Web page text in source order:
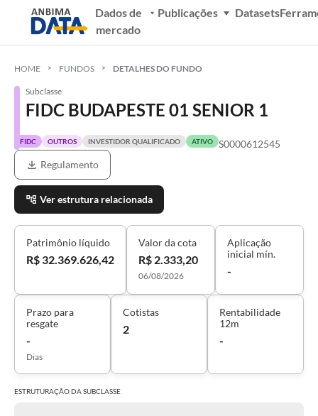
Dados de
mercado
Publicações Datasets
HOME FUNDOS DETALHES DO FUNDO
Subclasse
FIDC BUDAPESTE 01 SENIOR 1
FIDC OUTROS INVESTIDOR QUALIFICADO ATIVO
S0000612545
Regulamento
Ver estrutura relacionada
Patrimônio líquido
R$ 32.369.626,42
Valor da cota
R$ 2.333,20
06/08/2026
Aplicação
inicial mín.
-
Prazo para
resgate
-
Dias
Cotistas
2
Rentabilidade
12m
-
ESTRUTURAÇÃO DASUBCLASSE